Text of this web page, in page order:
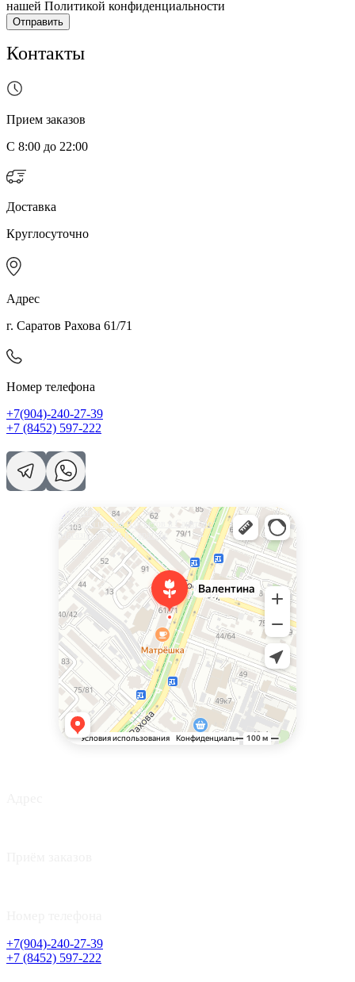
нашей Политикой конфиденциальности
Отправить
Контакты
Прием заказов
С 8:00 до 22:00
Доставка
Круглосуточно
Адрес
г. Саратов Рахова 61/71
Номер телефона
+7(904)-240-27-39
+7 (8452) 597-222
Валентина
Доставка цветов и букетов в Саратове
Магазин цветов в Саратове
+7(904)-240-27-39
+7 (8452) 597-222